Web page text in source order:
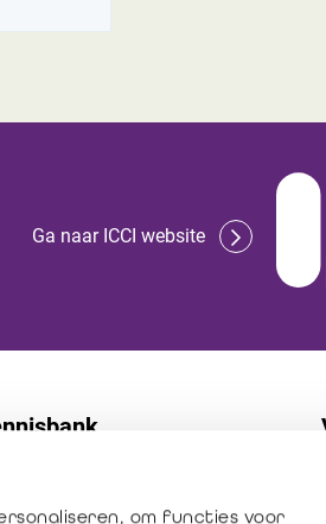
om functies voor
Ga naar ICCI website